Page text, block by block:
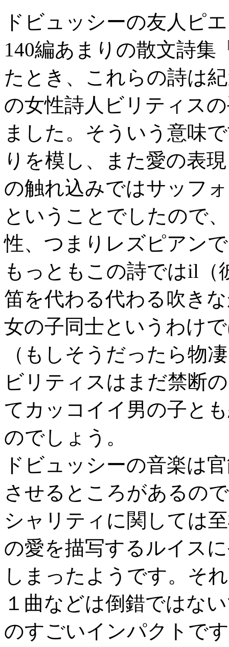
ドビュッシーの友人ピ
140編あまりの散文詩集
たとき、これらの詩は
の女性詩人ビリティス
ました。そういう意味
りを模し、また愛の表
の触れ込みではサッフ
ということでしたので
性、つまりレズピアン
もっともこの詩ではil（
笛を代わる代わる吹き
女の子同士というわけ
（もしそうだったら物
ビリティスはまだ禁断
てカッコイイ男の子と
のでしょう。
ドビュッシーの音楽は
させるところがあるの
シャリティに関しては
の愛を描写するルイス
しまったようです。そ
１曲などは倒錯ではな
のすごいインパクトで